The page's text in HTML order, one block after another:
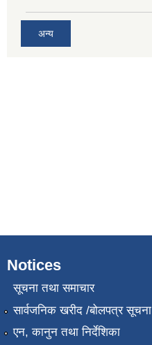
अन्य
Notices
सूचना तथा समाचार
सार्वजनिक खरीद /बोलपत्र सूचना
एन, कानुन तथा निर्देशिका